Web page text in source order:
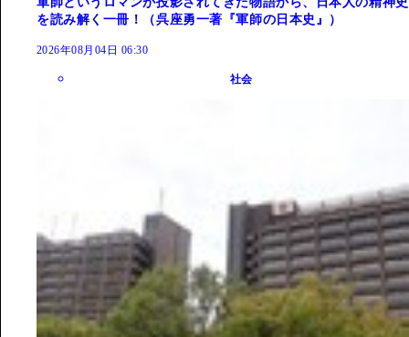
を読み解く一冊！（呉座勇一著『軍師の日本史』）
2026年08月04日 06:30
社会